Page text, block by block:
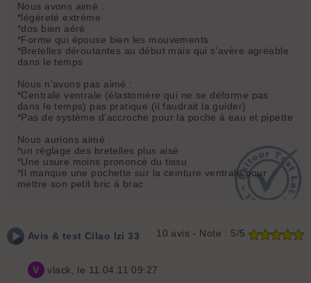
Nous avons aimé :
*légéreté extrème
*dos bien aéré
*Forme qui épouse bien les mouvements
*Bretelles déroutantes au début mais qui s'avère agréable
dans le temps
Nous n'avons pas aimé :
*Centrale ventrale (élastomère qui ne se déforme pas
dans le temps) pas pratique (il faudrait la guider)
*Pas de système d'accroche pour la poche à eau et pipette
Nous aurions aimé :
*un réglage des bretelles plus aisé
*Une usure moins prononcé du tissu
*Il manque une pochette sur la ceinture ventrale pour
mettre son petit bric à brac
10 avis - Note : 5/5
Avis & test Cilao Izi 33
V vlack, le 11.04.11 09:27